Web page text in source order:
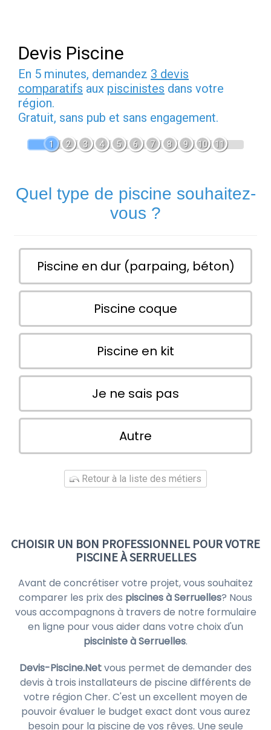
Devis Piscine
En 5 minutes, demandez 3 devis
comparatifs aux piscinistes dans votre
région.
Gratuit, sans pub et sans engagement.
1 2 3 4 5 6 7 8 9 10 11
Quel type de piscine souhaitez-
vous ?
Piscine en dur (parpaing, béton)
Piscine coque
Piscine en kit
Je ne sais pas
Autre
Retour à la liste des métiers
CHOISIR UN BON PROFESSIONNEL POUR VOTRE
PISCINE À SERRUELLES
Avant de concrétiser votre projet, vous souhaitez
comparer les prix des piscines à Serruelles? Nous
vous accompagnons à travers de notre formulaire
en ligne pour vous aider dans votre choix d'un
pisciniste à Serruelles.
Devis-Piscine.Netvous permet de demander des
devis à trois installateurs de piscine différents de
votre région Cher. C'est un excellent moyen de
pouvoir évaluer le budget exact dont vous aurez
besoin pour la piscine de vos rêves. Une seule